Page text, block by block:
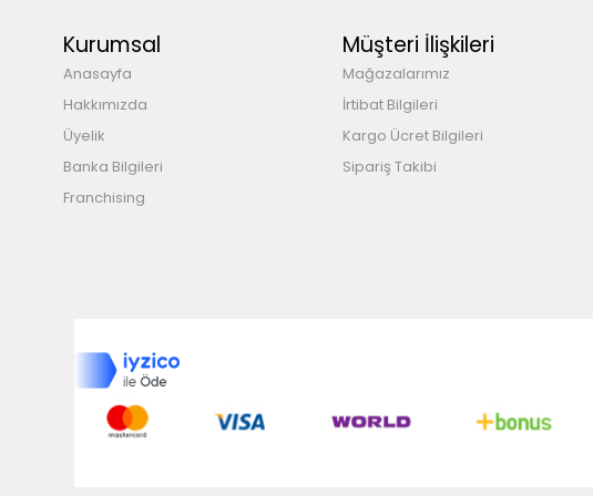
Kurumsal
Anasayfa
Hakkımızda
Üyelik
Banka Bilgileri
Franchising
Müşteri İlişkileri
Mağazalarımız
İrtibat Bilgileri
Kargo Ücret Bilgileri
Sipariş Takibi